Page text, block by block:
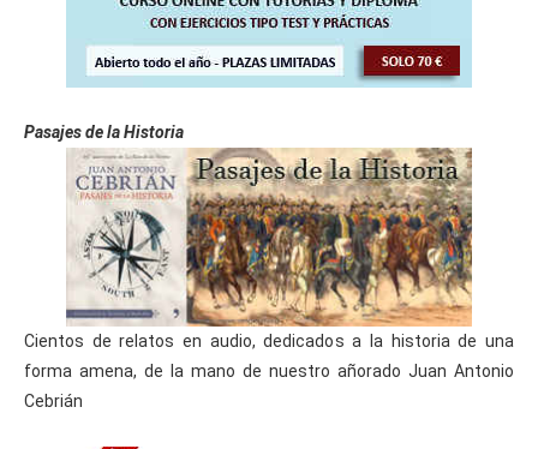
Pasajes de la Historia
Cientos de relatos en audio, dedicados a la historia de una
forma amena, de la mano de nuestro añorado Juan Antonio
Cebrián